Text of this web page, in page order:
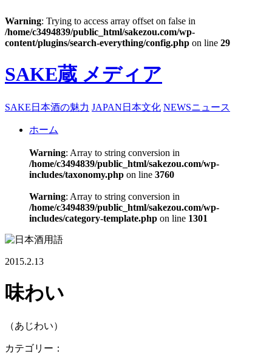
Warning: Trying to access array offset on false in
/home/c3494839/public_html/sakezou.com/wp-
content/plugins/search-everything/config.php on line 29
SAKE蔵 メディア
SAKE 日本酒の魅力 JAPAN 日本文化 NEWSニュース
ホーム
Warning: Array to string conversion in
/home/c3494839/public_html/sakezou.com/wp-
includes/taxonomy.php on line 3760
Warning: Array to string conversion in
/home/c3494839/public_html/sakezou.com/wp-
includes/category-template.php on line 1301
2015.2.13
味わい
（あじわい）
カテゴリー：